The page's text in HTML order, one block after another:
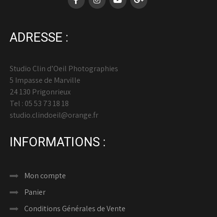
ADRESSE :
Studio Clin d’Oeil Photographies
5 Impasse de Marville
24 130 Prigonrieux
Tel : 05 53 73 18 18
studio.clindoeil@orange.fr
INFORMATIONS :
Mon compte
Panier
Conditions Générales de Vente